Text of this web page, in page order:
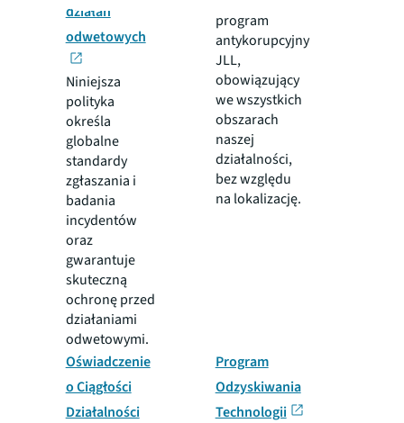
działań
odwetowych
Niniejsza
polityka
określa
globalne
standardy
zgłaszania i
badania
incydentów
oraz
gwarantuje
skuteczną
ochronę przed
działaniami
odwetowymi.
program
antykorupcyjny
JLL,
obowiązujący
we wszystkich
obszarach
naszej
działalności,
bez względu
na lokalizację.
Oświadczenie
o Ciągłości
Działalności
Program
Odzyskiwania
Technologii